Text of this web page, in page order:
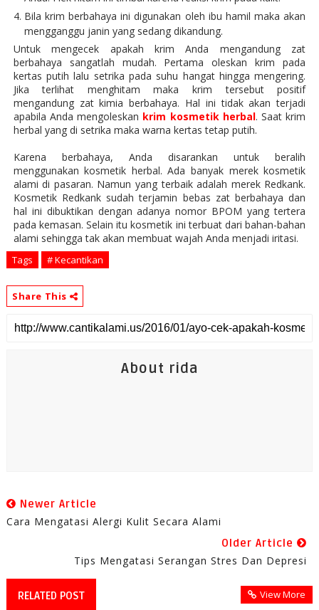
Bila krim berbahaya ini digunakan oleh ibu hamil maka akan
mengganggu janin yang sedang dikandung.
Untuk mengecek apakah krim Anda mengandung zat
berbahaya sangatlah mudah. Pertama oleskan krim pada
kertas putih lalu setrika pada suhu hangat hingga mengering.
Jika terlihat menghitam maka krim tersebut positif
mengandung zat kimia berbahaya. Hal ini tidak akan terjadi
apabila Anda mengoleskan krim kosmetik herbal. Saat krim
herbal yang di setrika maka warna kertas tetap putih.
Karena berbahaya, Anda disarankan untuk beralih
menggunakan kosmetik herbal. Ada banyak merek kosmetik
alami di pasaran. Namun yang terbaik adalah merek Redkank.
Kosmetik Redkank sudah terjamin bebas zat berbahaya dan
hal ini dibuktikan dengan adanya nomor BPOM yang tertera
pada kemasan. Selain itu kosmetik ini terbuat dari bahan-bahan
alami sehingga tak akan membuat wajah Anda menjadi iritasi.
Tags # Kecantikan
Share This
About rida
Newer Article
Cara Mengatasi Alergi Kulit Secara Alami
Older Article
Tips Mengatasi Serangan Stres Dan Depresi
RELATED POST View More